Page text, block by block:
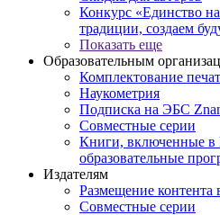
Конкурс «Единство
традиции, создаем
Показать еще
Образовательным
Комплектование
Наукометрия
Подписка на ЭБС
Совместные серии
Книги, включенные
образовательные
Издателям
Размещение
Совместные серии